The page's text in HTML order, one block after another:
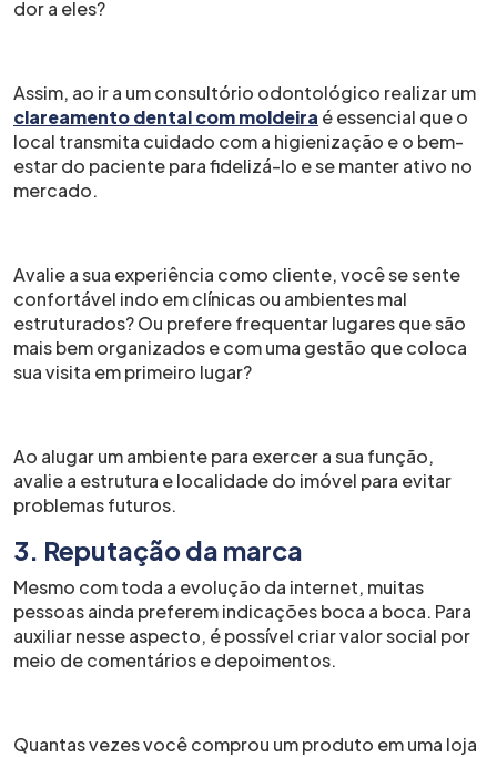
dor a eles?
Assim, ao ir a um consultório odontológico realizar um
clareamento dental com moldeira é essencial que o
local transmita cuidado com a higienização e o bem-
estar do paciente para fidelizá-lo e se manter ativo no
mercado.
Avalie a sua experiência como cliente, você se sente
confortável indo em clínicas ou ambientes mal
estruturados? Ou prefere frequentar lugares que são
mais bem organizados e com uma gestão que coloca
sua visita em primeiro lugar?
Ao alugar um ambiente para exercer a sua função,
avalie a estrutura e localidade do imóvel para evitar
problemas futuros.
3. Reputação da marca
Mesmo com toda a evolução da internet, muitas
pessoas ainda preferem indicações boca a boca. Para
auxiliar nesse aspecto, é possível criar valor social por
meio de comentários e depoimentos.
Quantas vezes você comprou um produto em uma loja